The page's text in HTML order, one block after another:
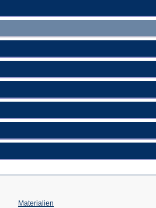
Materialien